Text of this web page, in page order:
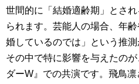
世間的に「結婚適齢期」とさ
られます。芸能人の場合、年
婚しているのでは」という推測
その中で特に影響を与えたの
ダーW』での共演です。飛鳥